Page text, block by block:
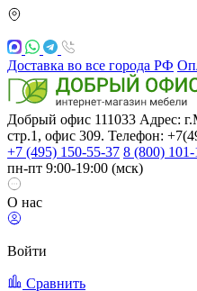
Доставка во все города РФ
Добрый офис 111033 Адрес:
стр.1, офис 309. Телефон:
+7 (495) 150-55-37 8 (800)
пн-пт 9:00-19:00 (мск)
О нас
Войти
Сравнить